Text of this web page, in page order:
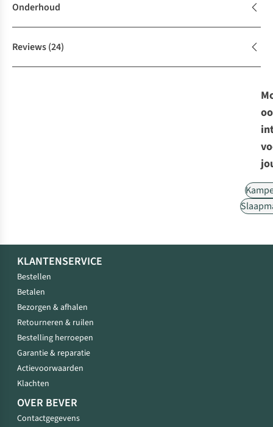
Onderhoud
Reviews(24)
KLANTENSERVICE
Bestellen
Betalen
Bezorgen & afhalen
Retourneren & ruilen
Bestelling herroepen
Garantie & reparatie
Actievoorwaarden
Klachten
OVER BEVER
Contactgegevens